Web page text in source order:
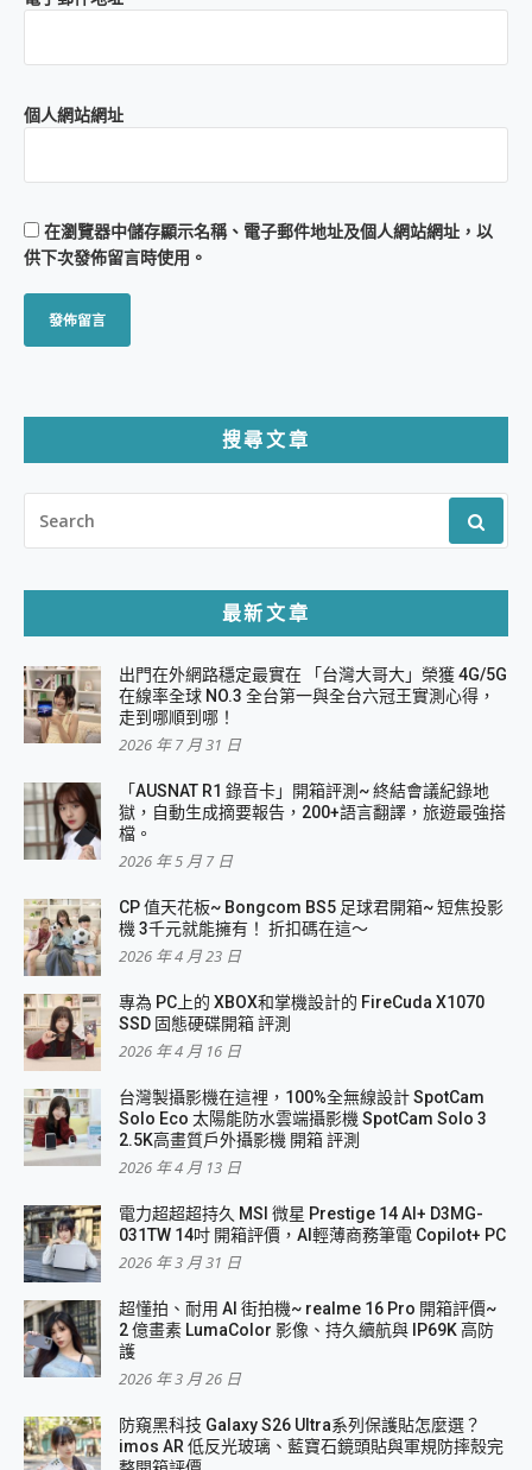
個人網站網址
在瀏覽器中儲存顯示名稱、電子郵件地址及個人網站網址，以
供下次發佈留言時使用。
搜尋文章
FOR:
最新文章
出門在外網路穩定最實在 「台灣大哥大」榮獲 4G/5G
在線率全球 NO.3 全台第一與全台六冠王實測心得，
走到哪順到哪！
2026 年 7 月 31 日
「AUSNAT R1 錄音卡」開箱評測~ 終結會議紀錄地
獄，自動生成摘要報告，200+語言翻譯，旅遊最強搭
檔。
2026 年 5 月 7 日
CP 值天花板~ Bongcom BS5 足球君開箱~ 短焦投影
機 3千元就能擁有！ 折扣碼在這～
2026 年 4 月 23 日
專為 PC上的 XBOX和掌機設計的 FireCuda X1070
SSD 固態硬碟開箱 評測
2026 年 4 月 16 日
台灣製攝影機在這裡，100%全無線設計 SpotCam
Solo Eco 太陽能防水雲端攝影機 SpotCam Solo 3
2.5K高畫質戶外攝影機 開箱 評測
2026 年 4 月 13 日
電力超超超持久 MSI 微星 Prestige 14 AI+ D3MG-
031TW 14吋 開箱評價，AI輕薄商務筆電 Copilot+ PC
2026 年 3 月 31 日
超懂拍、耐用 AI 街拍機~ realme 16 Pro 開箱評價~
2 億畫素 LumaColor 影像、持久續航與 IP69K 高防
護
2026 年 3 月 26 日
防窺黑科技 Galaxy S26 Ultra系列保護貼怎麼選？
imos AR 低反光玻璃、藍寶石鏡頭貼與軍規防摔殼完